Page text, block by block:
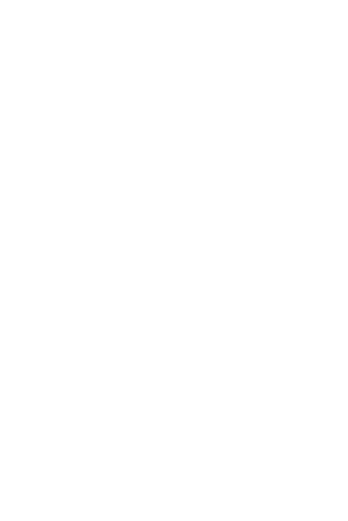
des informations de manière anonyme.
marketing sont utilisés pour suivre les
pour l'utilisateur individuel et, par